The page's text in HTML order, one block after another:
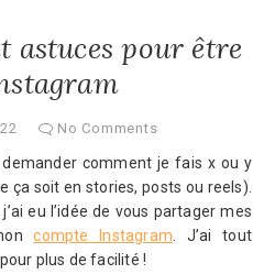
astuces pour être
No Comments
comment je fais x ou y
ça soit en stories, posts ou reels).
eu l’idée de vous partager mes
compte Instagram. J’ai tout
plus de facilité !